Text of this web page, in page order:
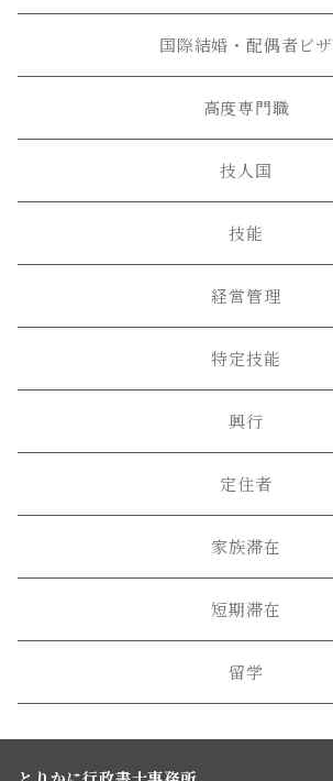
国際結婚・配偶者ビザ
高度専門職
技人国
技能
経営管理
特定技能
興行
定住者
家族滞在
短期滞在
留学